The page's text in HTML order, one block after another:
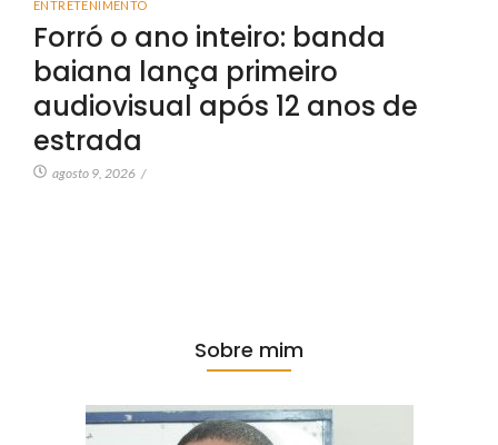
ENTRETENIMENTO
Forró o ano inteiro: banda
baiana lança primeiro
audiovisual após 12 anos de
estrada
agosto 9, 2026 /
Sobre mim